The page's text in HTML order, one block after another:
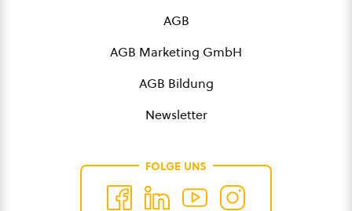
AGB
AGB Marketing GmbH
AGB Bildung
Newsletter
FOLGE UNS